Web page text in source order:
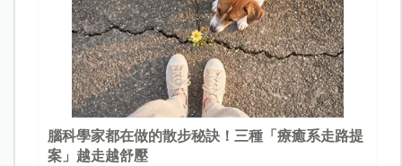
腦科學家都在做的散步秘訣！三種「療癒系走路提
案」越走越舒壓